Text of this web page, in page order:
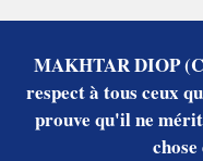
MAKHTAR DIOP
respect à tous ceux
prouve qu'il ne
chose